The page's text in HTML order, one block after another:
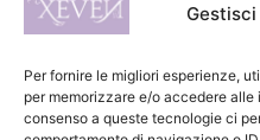
Gestisci
Per fornire le migliori esperienze,
per memorizzare e/o accedere
consenso a queste tecnologie ci
Xeven di Pietrobon
Via Roveda 5/a
41011 Campogalliano
P.IVA 03888300369